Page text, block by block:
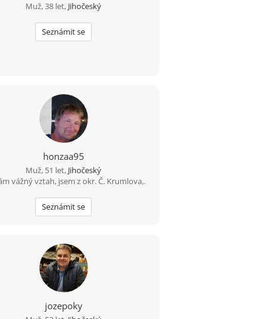
Muž, 38 let, Jihočeský
Seznámit se
honzaa95
Muž, 51 let, Jihočeský
vážný vztah, jsem z okr. Č. Krumlova,.
Seznámit se
jozepoky